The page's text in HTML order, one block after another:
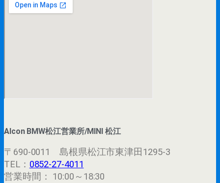
Alcon BMW松江営業所/MINI 松江
〒690-0011 島根県松江市東津田1295-3
TEL： 0852-27-4011
営業時間： 10:00～18:30